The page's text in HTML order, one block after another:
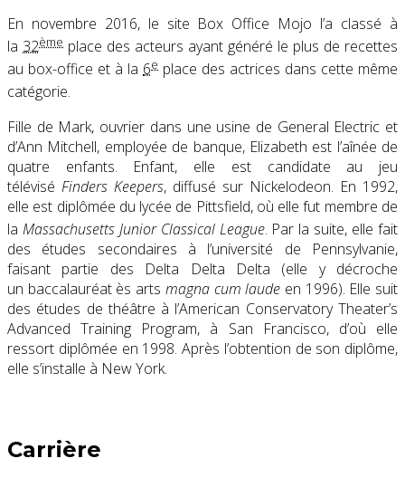
En novembre 2016, le site Box Office Mojo l’a classé à
la 32ème place des acteurs ayant généré le plus de recettes
au box-office et à la 6e place des actrices dans cette même
catégorie.
Fille de Mark, ouvrier dans une usine de General Electric et
d’Ann Mitchell, employée de banque, Elizabeth est l’aînée de
quatre enfants. Enfant, elle est candidate au jeu
télévisé Finders Keepers, diffusé sur Nickelodeon. En 1992,
elle est diplômée du lycée de Pittsfield, où elle fut membre de
la Massachusetts Junior Classical League. Par la suite, elle fait
des études secondaires à l’université de Pennsylvanie,
faisant partie des Delta Delta Delta (elle y décroche
un baccalauréat ès arts magna cum laude en 1996). Elle suit
des études de théâtre à l’American Conservatory Theater’s
Advanced Training Program, à San Francisco, d’où elle
ressort diplômée en 1998. Après l’obtention de son diplôme,
elle s’installe à New York.
Carrière